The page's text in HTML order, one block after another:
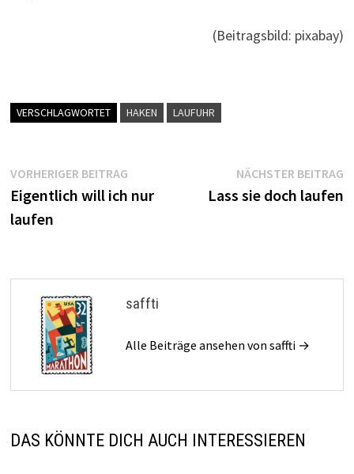
(Beitragsbild: pixabay)
VERSCHLAGWORTET HAKEN LAUFUHR
Beitragsnavigation
VORHERIGER BEITRAGVorheriger
Beitrag:
Eigentlich will ich nur
laufen
NÄCHSTER BEITRAG
Lass sie doch laufen
saffti
Alle Beiträge ansehen von saffti →
DAS KÖNNTE DICH AUCH INTERESSIEREN